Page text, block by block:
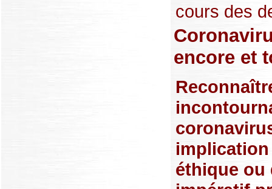
cours des
encore et
implication
éthique ou